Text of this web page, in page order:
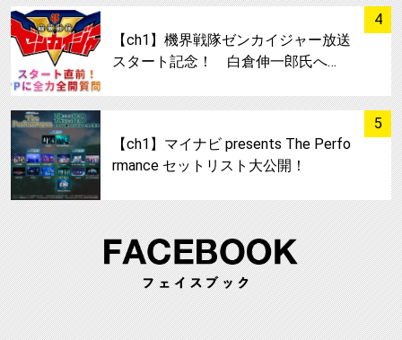
4
サムネイル
【ch1】機界戦隊ゼンカイジャー放送
スタート記念！ 白倉伸一郎氏へ…
5
【ch1】マイナビ presents The Perfo
rmance セットリスト大公開！